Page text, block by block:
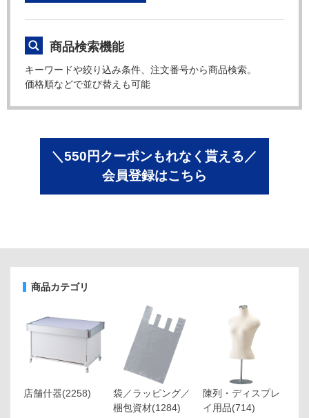
商品検索機能
キーワードや絞り込み条件、注文番号から商品検索。
価格順などで並び替えも可能
＼550円クーポンもれなく貰える／
会員登録はこちら
商品カテゴリ
店舗什器(2258)
袋／ラッピング／
梱包資材(1284)
陳列・ディスプレ
イ用品(714)